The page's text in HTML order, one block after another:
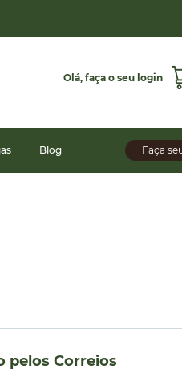
Olá, faça o seu login
Faça
Blog
pelos Correios